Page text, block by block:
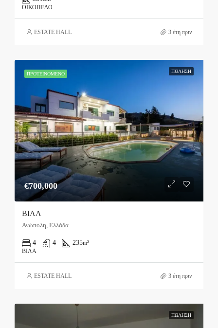
ΟΙΚΌΠΕΔΟ
ESTATE HALL 3 έτη πριν
ΠΡΟΤΕΙΝΌΜΕΝΟ ΠΏΛΗΣΗ
€700,000
ΒΙΛΑ
Ανώπολη, Ελλάδα
4 4 235m²
ΒΊΛΑ
ESTATE HALL 3 έτη πριν
ΠΏΛΗΣΗ